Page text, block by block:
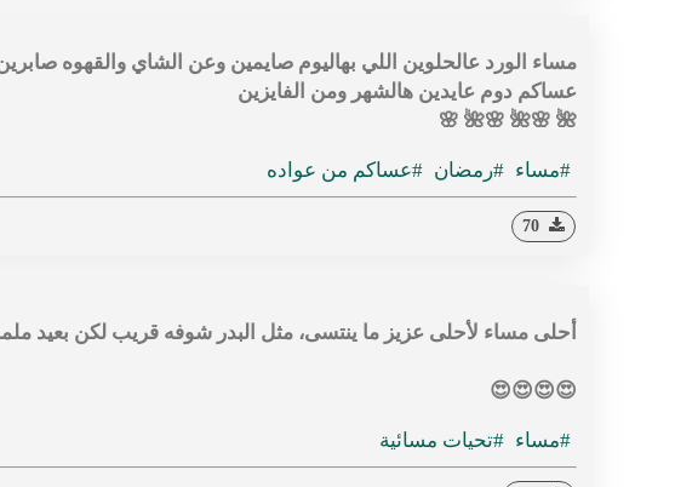
مساء الورد عالحلوين اللي بهاليوم صايمين وعن الشاي والقهوه
عساكم دوم عايدين هالشهر ومن الفايزين
🌺 🌸🌺 🌸🌺 🌸
#مساء #رمضان #عساكم من عواده
أحلى مساء لأحلى عزيز ما ينتسى، مثل البدر شوفه قريب لكن بعيد
😍😍😍😍
#مساء #تحيات مسائية